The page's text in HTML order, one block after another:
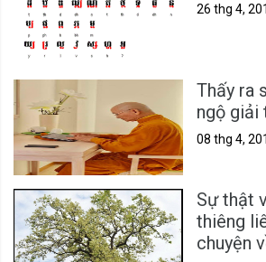
26 thg 4,
Thấy ra
ngộ giải
08 thg 4,
Sự thật
thiêng
chuyện